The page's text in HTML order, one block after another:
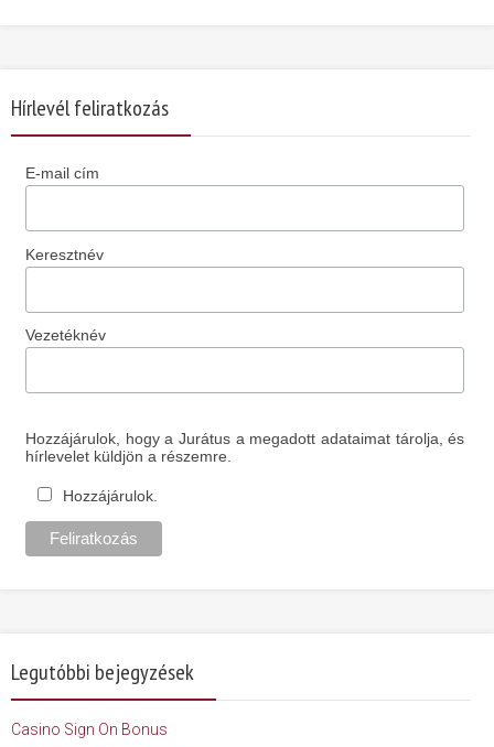
Hírlevél feliratkozás
E-mail cím
Keresztnév
Vezetéknév
Hozzájárulok, hogy a Jurátus a megadott adataimat tárolja, és
hírlevelet küldjön a részemre.
Hozzájárulok.
Legutóbbi bejegyzések
Casino Sign On Bonus